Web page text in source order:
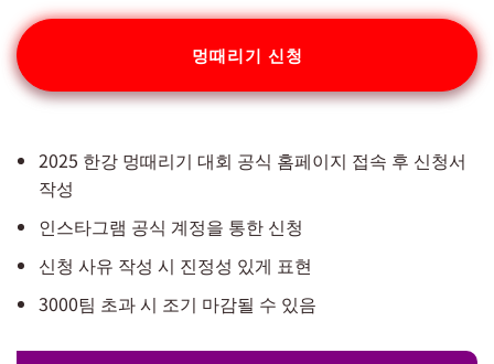
멍때리기 신청
2025 한강 멍때리기 대회 공식 홈페이지 접속 후 신청서
작성
인스타그램 공식 계정을 통한 신청
신청 사유 작성 시 진정성 있게 표현
3000팀 초과 시 조기 마감될 수 있음